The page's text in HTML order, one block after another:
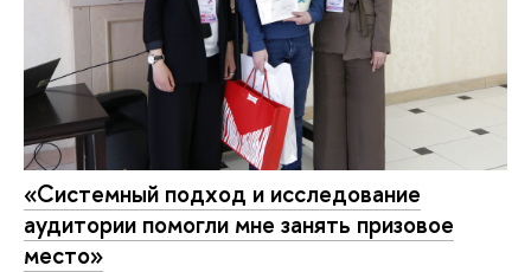
«Системный подход и исследование
аудитории помогли мне занять призовое
место»